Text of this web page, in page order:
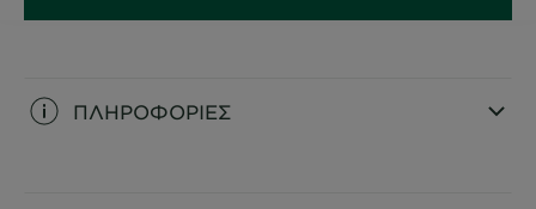
ΠΛΗΡΟΦΟΡΙΕΣ